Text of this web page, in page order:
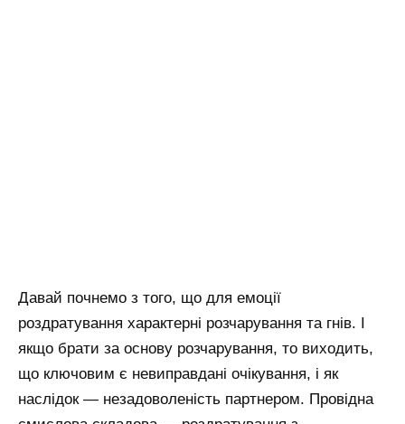
Давай почнемо з того, що для емоції
роздратування характерні розчарування та гнів. І
якщо брати за основу розчарування, то виходить,
що ключовим є невиправдані очікування, і як
наслідок — незадоволеність партнером. Провідна